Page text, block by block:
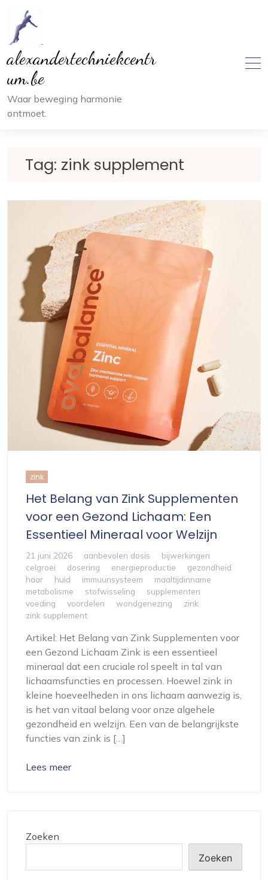
inhoud
alexandertechniekcentr
um.be
Waar beweging harmonie
ontmoet.
Tag: zink supplement
zink
Het Belang van Zink Supplementen
voor een Gezond Lichaam: Een
Essentieel Mineraal voor Welzijn
21 juni 2026 aanbevolen dosis
bijwerkingen
celgroei
dosering energieproductie
gezondheid
haar
huid immuunsysteem
maaltijdinname
metabolisme
stofwisseling
supplementen
voeding
voordelen wondgenezing
zink
zink supplement
Artikel: Het Belang van Zink Supplementen voor
een Gezond Lichaam Zink is een essentieel
mineraal dat een cruciale rol speelt in tal van
lichaamsfuncties en processen. Hoewel zink in
kleine hoeveelheden in ons lichaam aanwezig is,
is het van vitaal belang voor onze algehele
gezondheid en welzijn. Een van de belangrijkste
functies van zink is […]
Lees meer
Zoeken
Zoeken